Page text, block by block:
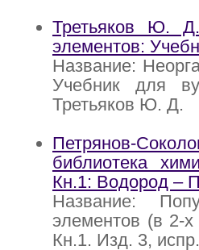
Третьяков Ю.
элементов:
Название:
Учебник для
Третьяков Ю. Д.
Петрянов-
библиотека
Кн.1: Водород –
Название:
элементов (в 2-
Кн.1. Изд. 3,